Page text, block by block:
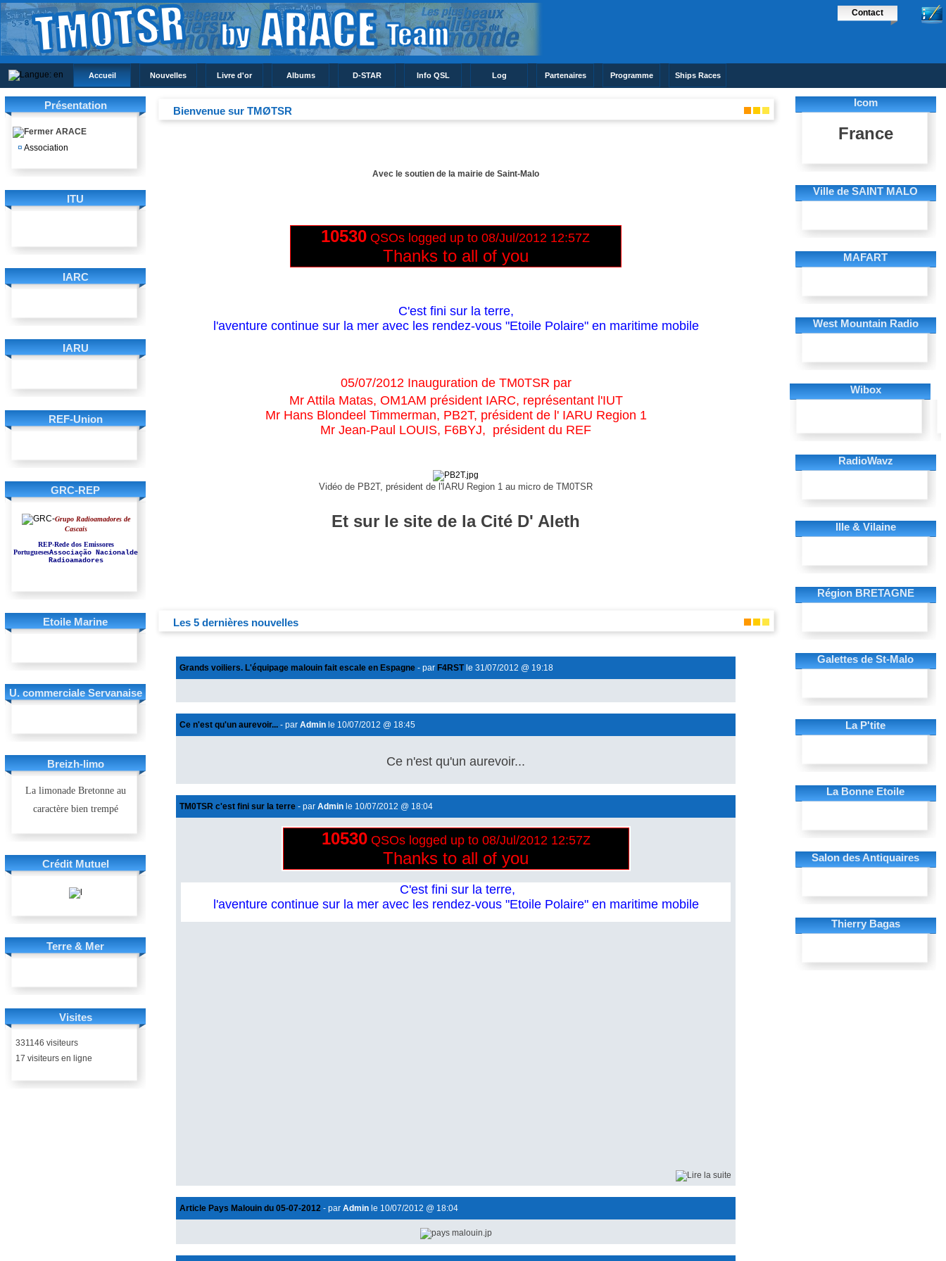
Accueil Nouvelles Livre d'or Albums
Contact
D-STAR Info QSL Log Partenaires Programme Ships Races
Présentation
ARACE
¤ Association
ITU
IARC
IARU
REF-Union
GRC-REP
Grupo Radioamadores de
Cascais
REP-Rede dos Emissores
PortuguesesAssociação Nacionalde
Radioamadores
Etoile Marine
U. commerciale Servanaise
Breizh-limo
La limonade Bretonne au
caractère bien trempé
Crédit Mutuel
Terre & Mer
Visites
331146 visiteurs
17 visiteurs en ligne
Bienvenue sur TMØTSR
Avec le soutien de la mairie de Saint-Malo
10530 QSOs logged up to 08/Jul/2012 12:57Z
Thanks to all of you
C'est fini sur la terre,
l'aventure continue sur la mer avec les rendez-vous "Etoile Polaire" en maritime mobile
05/07/2012 Inauguration de TM0TSR par
Mr Attila Matas, OM1AM président IARC, représentant l'IUT
Mr Hans Blondeel Timmerman, PB2T, président de l' IARU Region 1
Mr Jean-Paul LOUIS, F6BYJ, président du REF
Vidéo de PB2T, président de l'IARU Region 1 au micro de TM0TSR
Et sur le site de la Cité D' Aleth
Les 5 dernières nouvelles
Grands voiliers. L'équipage malouin fait escale en Espagne - par F4RSTle 31/07/2012 @ 19:18
Ce n'est qu'un aurevoir... - par Admin le 10/07/2012 @ 18:45
Ce n'est qu'un aurevoir...
TM0TSR c'est fini sur la terre - par Admin le 10/07/2012 @ 18:04
10530 QSOs logged up to 08/Jul/2012 12:57Z
Thanks to all of you
C'est fini sur la terre,
l'aventure continue sur la mer avec les rendez-vous "Etoile Polaire" en maritime mobile
Article Pays Malouin du 05-07-2012 - par Admin le 10/07/2012 @ 18:04
Icom
France
Ville de SAINT MALO
MAFART
West Mountain Radio
Wibox
RadioWavz
Ille & Vilaine
Région BRETAGNE
Galettes de St-Malo
La P'tite
La Bonne Etoile
Salon des Antiquaires
Thierry Bagas